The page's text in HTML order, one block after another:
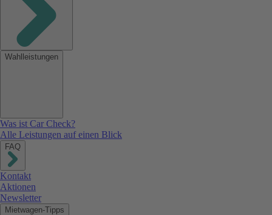
Wahlleistungen
Was ist Car Check?
Alle Leistungen auf einen Blick
FAQ
Kontakt
Aktionen
Newsletter
Mietwagen-Tipps